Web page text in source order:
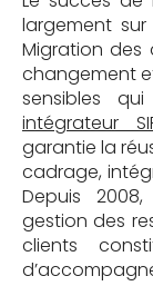
largement sur
Migration des
changement
sensibles
intégrateur
garantie la
cadrage,
Depuis
gestion des
clients